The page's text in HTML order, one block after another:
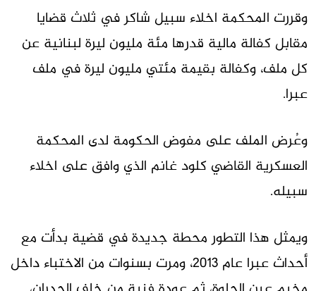
وقررت المحكمة اخلاء سبيل شاكر في ثلاث قضايا
مقابل كفالة مالية قدرها مئة مليون ليرة لبنانية عن
كل ملف، وكفالة بقيمة مئتي مليون ليرة في ملف
عبرا.
وعُرض الملف على مفوض الحكومة لدى المحكمة
العسكرية القاضي كلود غانم الذي وافق على اخلاء
سبيله.
ويمثل هذا التطور محطة جديدة في قضية بدأت مع
أحداث عبرا عام 2013، ومرت بسنوات من الاختباء داخل